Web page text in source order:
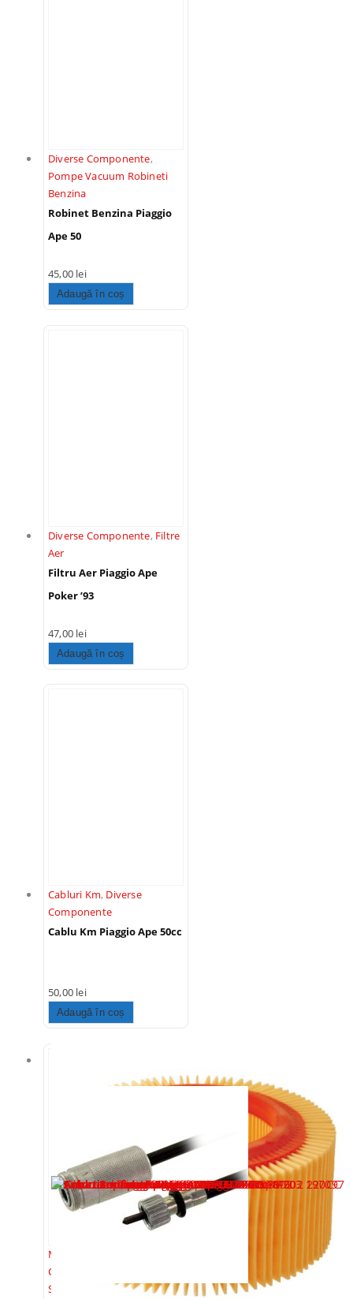
Diverse Componente,
Pompe Vacuum Robineti
Benzina
Robinet Benzina Piaggio
Ape 50
45,00 lei
Adaugă în coș
Diverse Componente, Filtre
Aer
Filtru Aer Piaggio Ape
Poker ’93
47,00 lei
Adaugă în coș
Cabluri Km, Diverse
Componente
Cablu Km Piaggio Ape 50cc
50,00 lei
Adaugă în coș
Motor si Componente
Cabluri Ambreiaj
Schimbator Viteze,Diverse